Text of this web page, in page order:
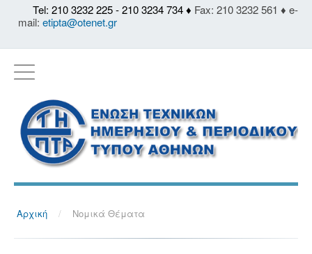
Tel: 210 3232 225 - 210 3234 734 ♦ Fax: 210 3232 561 ♦ e-
mail: etipta@otenet.gr
Αρχική / Νομικά Θέματα